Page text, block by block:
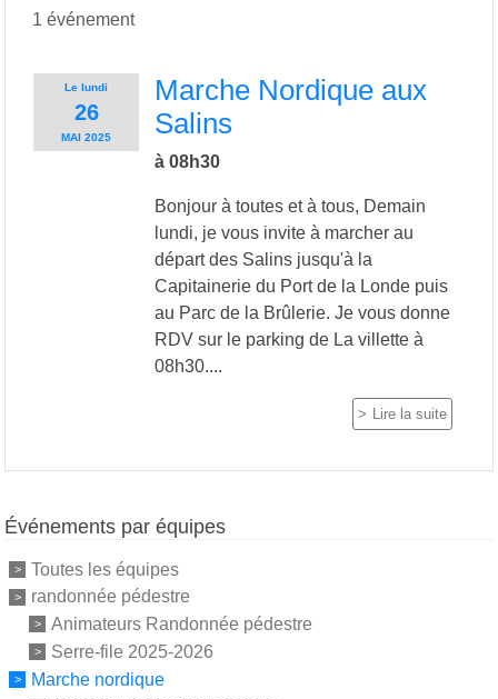
1 événement
Lelundi
26
MAI 2025
Marche Nordique aux
Salins
à 08h30
Bonjour à toutes et à tous, Demain
lundi, je vous invite à marcher au
départ des Salins jusqu'à la
Capitainerie du Port de la Londe puis
au Parc de la Brûlerie. Je vous donne
RDV sur le parking de La villette à
08h30....
Lire la suite
Événements par équipes
Toutes les équipes
randonnée pédestre
Animateurs Randonnée pédestre
Serre-file 2025-2026
Marche nordique